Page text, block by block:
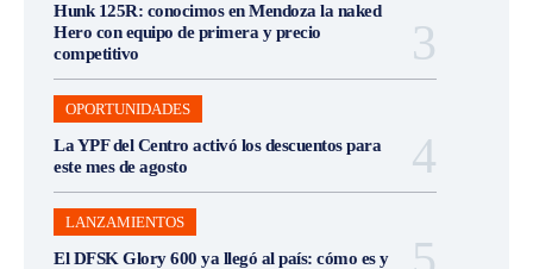
Hunk 125R: conocimos en Mendoza la naked
Hero con equipo de primera y precio
competitivo
OPORTUNIDADES
La YPF del Centro activó los descuentos para
este mes de agosto
LANZAMIENTOS
El DFSK Glory 600 ya llegó al país: cómo es y